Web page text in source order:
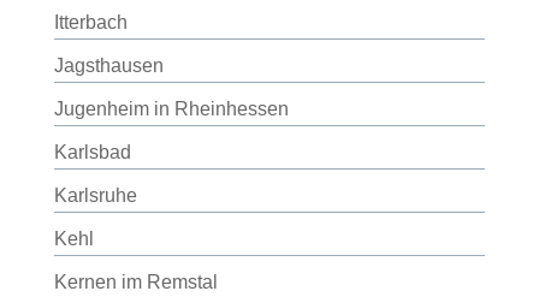
Itterbach
Jagsthausen
Jugenheim in Rheinhessen
Karlsbad
Karlsruhe
Kehl
Kernen im Remstal